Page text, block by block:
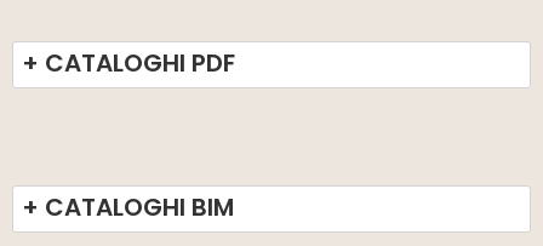
+ CATALOGHI PDF
+ CATALOGHI BIM